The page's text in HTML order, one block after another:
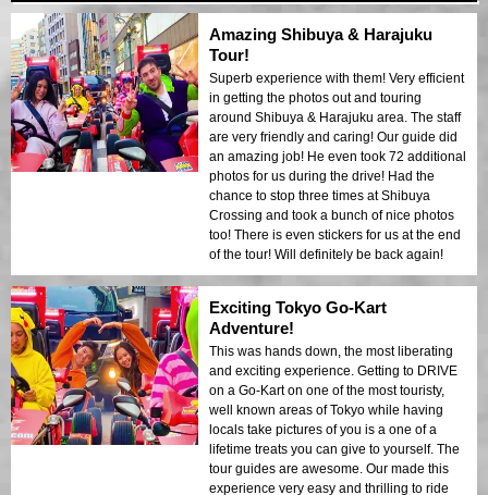
Amazing Shibuya & Harajuku
Tour!
Superb experience with them! Very efficient
in getting the photos out and touring
around Shibuya & Harajuku area. The staff
are very friendly and caring! Our guide did
an amazing job! He even took 72 additional
photos for us during the drive! Had the
chance to stop three times at Shibuya
Crossing and took a bunch of nice photos
too! There is even stickers for us at the end
of the tour! Will definitely be back again!
Exciting Tokyo Go-Kart
Adventure!
This was hands down, the most liberating
and exciting experience. Getting to DRIVE
on a Go-Kart on one of the most touristy,
well known areas of Tokyo while having
locals take pictures of you is a one of a
lifetime treats you can give to yourself. The
tour guides are awesome. Our made this
experience very easy and thrilling to ride